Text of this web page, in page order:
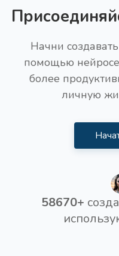
Начни
помощью
более
личную
58670+